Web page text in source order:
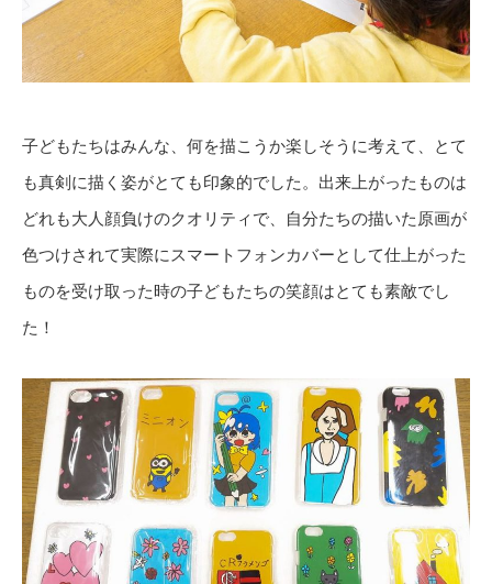
子どもたちはみんな、何を描こうか楽しそうに考えて、とて
も真剣に描く姿がとても印象的でした。出来上がったものは
どれも大人顔負けのクオリティで、自分たちの描いた原画が
色つけされて実際にスマートフォンカバーとして仕上がった
ものを受け取った時の子どもたちの笑顔はとても素敵でし
た！